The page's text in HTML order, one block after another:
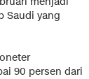
Saudi yang
90 persen dari